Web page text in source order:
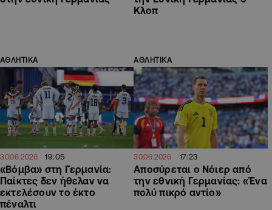
Κλοπ
ΑΘΛΗΤΙΚΑ
30.06.2026 19:05
«Βόμβα» στη Γερμανία:
Παίκτες δεν ήθελαν να
εκτελέσουν το έκτο
πέναλτι
ΑΘΛΗΤΙΚΑ
30.06.2026 17:23
Αποσύρεται ο Νόιερ από
την εθνική Γερμανίας: «Ένα
πολύ πικρό αντίο»